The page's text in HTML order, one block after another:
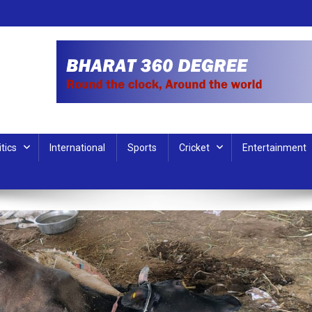
International Sports Cricket Entertainment